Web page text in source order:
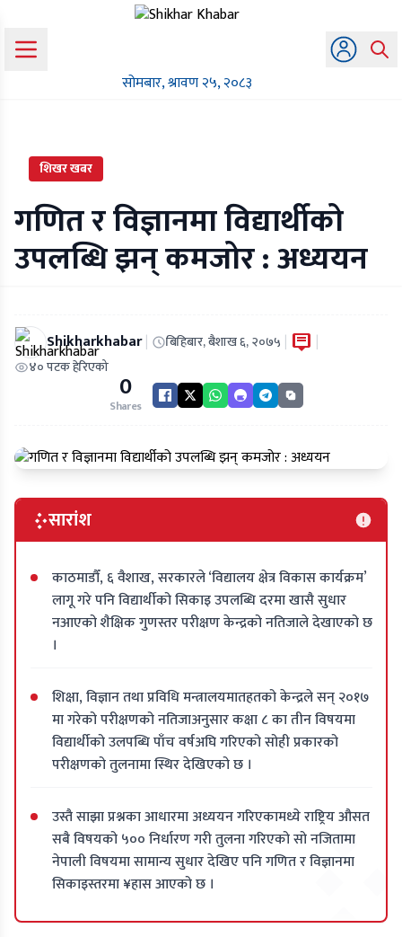
सोमबार, श्रावण २५, २०८३
शिखर खबर
गणित र विज्ञानमा विद्यार्थीको
उपलब्धि झन् कमजोर : अध्ययन
Shikharkhabar| बिहिबार, बैशाख ६, २०७५ | |
४० पटक हेरिएको
0
Shares
सारांश
काठमाडौँ, ६ वैशाख, सरकारले ‘विद्यालय क्षेत्र विकास कार्यक्रम’
लागू गरे पनि विद्यार्थीको सिकाइ उपलब्धि दरमा खासै सुधार
नआएको शैक्षिक गुणस्तर परीक्षण केन्द्रको नतिजाले देखाएको छ
।
शिक्षा, विज्ञान तथा प्रविधि मन्त्रालयमातहतको केन्द्रले सन् २०१७
मा गरेको परीक्षणको नतिजाअनुसार कक्षा ८ का तीन विषयमा
विद्यार्थीको उलपब्धि पाँच वर्षअघि गरिएको सोही प्रकारको
परीक्षणको तुलनामा स्थिर देखिएको छ ।
उस्तै साझा प्रश्नका आधारमा अध्ययन गरिएकामध्ये राष्ट्रिय औसत
सबै विषयको ५०० निर्धारण गरी तुलना गरिएको सो नजितामा
नेपाली विषयमा सामान्य सुधार देखिए पनि गणित र विज्ञानमा
सिकाइस्तरमा ¥हास आएको छ ।